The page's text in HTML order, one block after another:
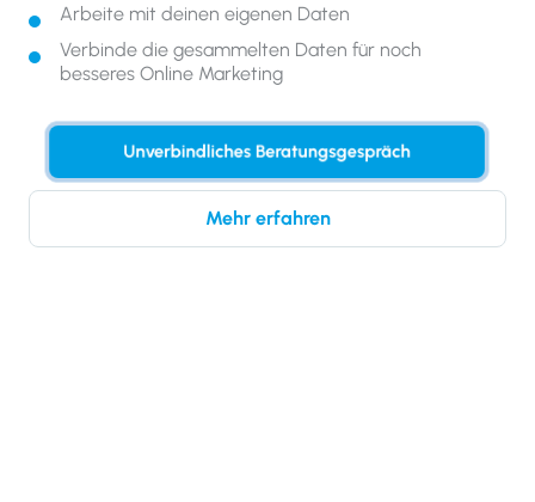
Arbeite mit deinen eigenen Daten
Verbinde die gesammelten Daten für noch
besseres Online Marketing
Unverbindliches Beratungsgespräch
Mehr erfahren